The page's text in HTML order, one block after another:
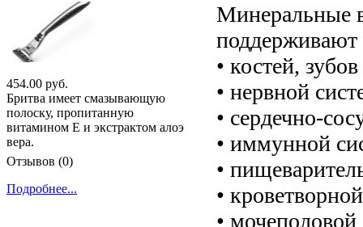
Минеральные
• костей,
• нервной
• сердечно-
• иммунной
•
•
•
454.00 руб.
Бритва имеет смазывающую
полоску, пропитанную
витамином Е и экстрактом алоэ
вера.
Отзывов (0)
Подробнее...